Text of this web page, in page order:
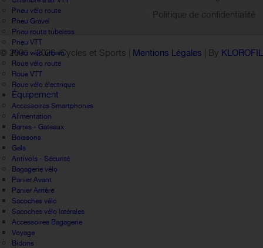
Pneu vélo route
Pneu Gravel
Pneu route tubeless
Pneu VTT
Pneu vélo urbain
Roue vélo route
Roue VTT
Roue vélo électrique
Équipement
Accessoires Smartphones
Alimentation
Barres - Gateaux
Boissons
Gels
Antivols - Sécurité
Bagagerie vélo
Panier Avant
Panier Arrière
Sacoches vélo
Sacoches vélo latérales
Accessoires Bagagerie
Voyage
Bidons
Politique de confidentialité
© 2005 -2026 Cycles et Sports | Mentions Légales | By